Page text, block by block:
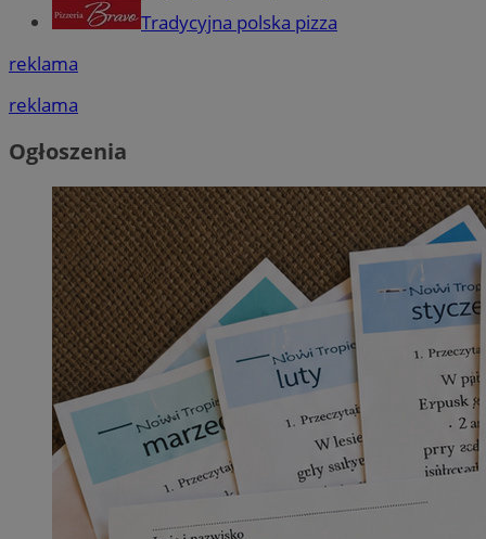
Tradycyjna polska pizza
reklama
reklama
Ogłoszenia